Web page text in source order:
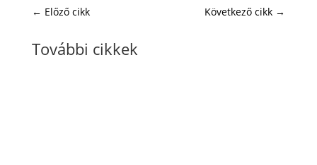
← Előző cikk Következő cikk →
További cikkek